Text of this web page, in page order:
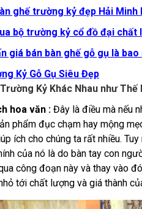
ghế trường kỷ đẹp Hải Minh
bộ trường kỷ cổ đồ đại chất
giá bán bàn ghế gỗ gụ là bao
Kỷ Gỗ Gụ Siêu Đẹp
Kỷ Khác Nhau như Thế
hoa văn : Đây là điều mà nếu
phẩm đục chạm hay mộng
ích cho chúng ta rất nhiều.
của nó là do bàn tay con
công đoạn này và thay vào
tới chất lượng và giá thành